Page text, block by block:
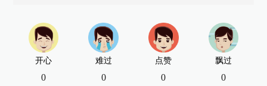
开心
0
难过
0
点赞
0
飘过
0